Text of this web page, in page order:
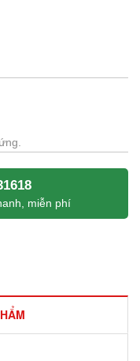
miễn phí